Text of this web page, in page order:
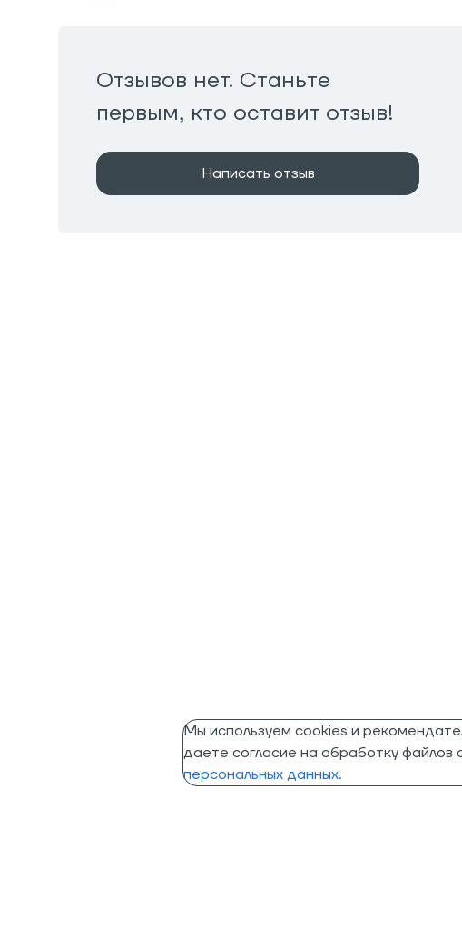
Отзывов нет. Станьте
первым, кто оставит отзыв!
Написать отзыв
Мы используем cookies и
даете согласие на обработку файлов
персональных данных.